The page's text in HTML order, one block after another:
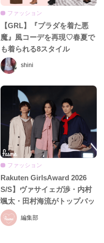
shini
ファッション
【GRL】『プラダを着た悪
魔』風コーデを再現♡春夏で
も着られる8スタイル
編集部
ファッション
Rakuten GirlsAward 2026
S/S】ヴァサイェガ渉・内村
颯太・田村海流がトップバッ
ターに登場♡MAX&Co.ショ
ーで幕開け！